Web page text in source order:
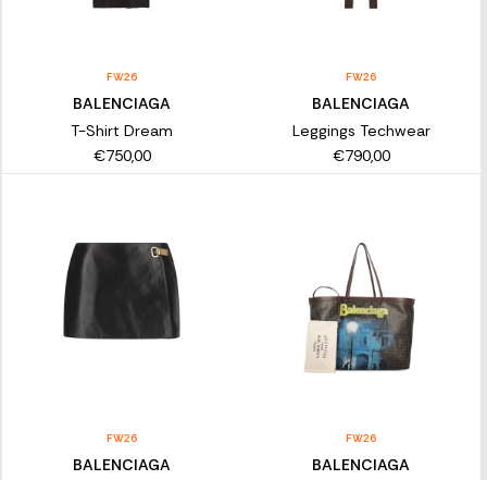
FW26
BALENCIAGA
T-Shirt Dream
€750,00
FW26
BALENCIAGA
Leggings Techwear
€790,00
FW26
BALENCIAGA
FW26
BALENCIAGA